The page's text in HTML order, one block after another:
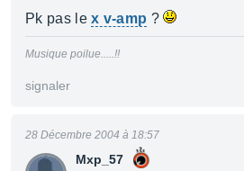
Pk pas lex v-amp ?
Musique poilue.....!!
signaler
Mxp_57
28 Décembre 2004 à 18:57